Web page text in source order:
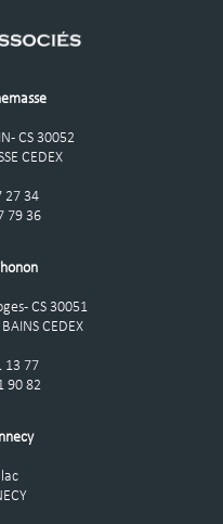
- CS 30052
CEDEX
27 34
79 36
- CS 30051
CEDEX
13 77
90 82